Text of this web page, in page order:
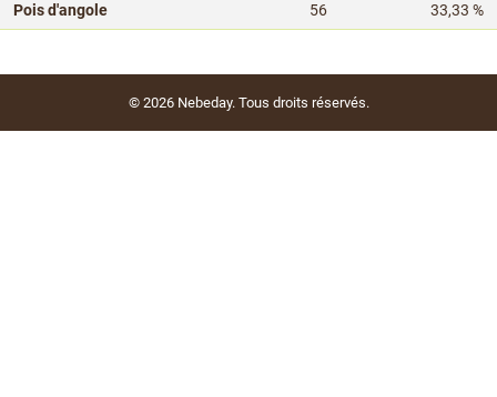
Pois d'angole
56 33,33 %
© 2026 Nebeday. Tous droits réservés.